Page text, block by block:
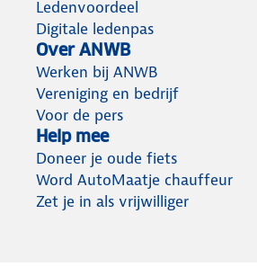
Ledenvoordeel
Digitale ledenpas
Over ANWB
Werken bij ANWB
Vereniging en bedrijf
Voor de pers
Help mee
Doneer je oude fiets
Word AutoMaatje chauffeur
Zet je in als vrijwilliger